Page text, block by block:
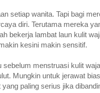
setiap wanita. Tapi bagi
diri. Terutama mereka
bekerja lambat laun kulit
kesini makin sensitif.
menstruasi kulit
Mungkin untuk jerawat
paling serius jika